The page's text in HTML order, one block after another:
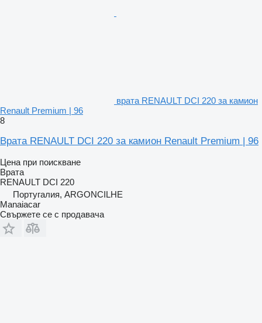
врата RENAULT DCI 220 за камион
Renault Premium | 96
8
Врата RENAULT DCI 220 за камион Renault Premium | 96
Цена при поискване
Врата
RENAULT DCI 220
Португалия, ARGONCILHE
Manaiacar
Свържете се с продавача